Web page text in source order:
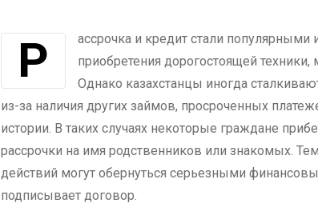
Рассрочка и кредит стали популярными инструментами для
приобретения дорогостоящей техники,
Однако казахстанцы иногда
из-за наличия других займов, просроченных
истории. В таких случаях некоторые граждане
рассрочки на имя родственников или знакомых.
действий могут обернуться серьезными
подписывает договор.